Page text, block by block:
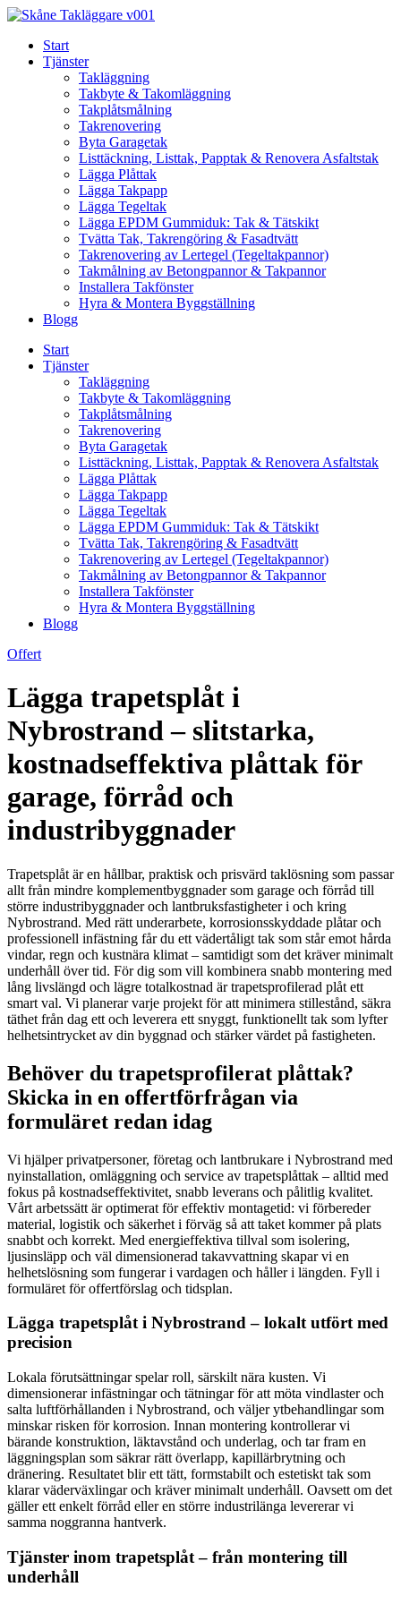
Skip
contentStart
Tjänster
Takläggning
Takbyte & Takomläggning
Takplåtsmålning
Takrenovering
Byta Garagetak
Listtäckning, Listtak, Papptak & Renovera Asfaltstak
Lägga Plåttak
Lägga Takpapp
Lägga Tegeltak
Lägga EPDM Gummiduk: Tak & Tätskikt
Tvätta Tak, Takrengöring & Fasadtvätt
Takrenovering av Lertegel (Tegeltakpannor)
Takmålning av Betongpannor & Takpannor
Installera Takfönster
Hyra & Montera Byggställning
Blogg
Start
Tjänster
Takläggning
Takbyte & Takomläggning
Takplåtsmålning
Takrenovering
Byta Garagetak
Listtäckning, Listtak, Papptak & Renovera Asfaltstak
Lägga Plåttak
Lägga Takpapp
Lägga Tegeltak
Lägga EPDM Gummiduk: Tak & Tätskikt
Tvätta Tak, Takrengöring & Fasadtvätt
Takrenovering av Lertegel (Tegeltakpannor)
Takmålning av Betongpannor & Takpannor
Installera Takfönster
Hyra & Montera Byggställning
Blogg
Offert
Lägga trapetsplåt i
Nybrostrand – slitstarka,
kostnadseffektiva plåttak för
garage, förråd och
industribyggnader
Trapetsplåt är en hållbar, praktisk och prisvärd taklösning som passar
allt från mindre komplementbyggnader som garage och förråd till
större industribyggnader och lantbruksfastigheter i och kring
Nybrostrand. Med rätt underarbete, korrosionsskyddade plåtar och
professionell infästning får du ett vädertåligt tak som står emot hårda
vindar, regn och kustnära klimat – samtidigt som det kräver minimalt
underhåll över tid. För dig som vill kombinera snabb montering med
lång livslängd och lägre totalkostnad är trapetsprofilerad plåt ett
smart val. Vi planerar varje projekt för att minimera stillestånd, säkra
täthet från dag ett och leverera ett snyggt, funktionellt tak som lyfter
helhetsintrycket av din byggnad och stärker värdet på fastigheten.
Behöver du trapetsprofilerat plåttak?
Skicka in en offertförfrågan via
formuläret redan idag
Vi hjälper privatpersoner, företag och lantbrukare i Nybrostrand med
nyinstallation, omläggning och service av trapetsplåttak – alltid med
fokus på kostnadseffektivitet, snabb leverans och pålitlig kvalitet.
Vårt arbetssätt är optimerat för effektiv montagetid: vi förbereder
material, logistik och säkerhet i förväg så att taket kommer på plats
snabbt och korrekt. Med energieffektiva tillval som isolering,
ljusinsläpp och väl dimensionerad takavvattning skapar vi en
helhetslösning som fungerar i vardagen och håller i längden. Fyll i
formuläret för offertförslag och tidsplan.
Lägga trapetsplåt i Nybrostrand – lokalt utfört med
precision
Lokala förutsättningar spelar roll, särskilt nära kusten. Vi
dimensionerar infästningar och tätningar för att möta vindlaster och
salta luftförhållanden i Nybrostrand, och väljer ytbehandlingar som
minskar risken för korrosion. Innan montering kontrollerar vi
bärande konstruktion, läktavstånd och underlag, och tar fram en
läggningsplan som säkrar rätt överlapp, kapillärbrytning och
dränering. Resultatet blir ett tätt, formstabilt och estetiskt tak som
klarar väderväxlingar och kräver minimalt underhåll. Oavsett om det
gäller ett enkelt förråd eller en större industrilänga levererar vi
samma noggranna hantverk.
Tjänster inom trapetsplåt – från montering till
underhåll